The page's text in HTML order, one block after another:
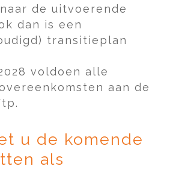
de uitvoerende
dan is een
transitieplan
voldoen alle
aan de
u de komende
als